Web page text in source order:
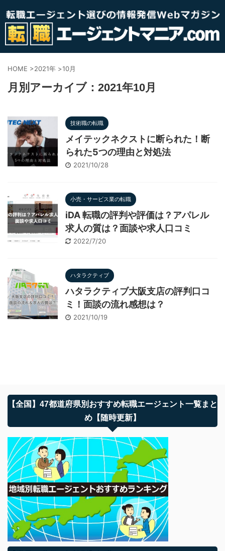
HOME >2021年 >10月
月別アーカイブ：2021年10月
技術職の転職
メイテックネクストに断られた！断
られた5つの理由と対処法
2021/10/28
小売・サービス業の転職
iDA 転職の評判や評価は？アパレル
求人の質は？面談や求人口コミ
2022/7/20
ハタラクティブ
ハタラクティブ大阪支店の評判口コ
ミ！面談の流れ感想は？
2021/10/19
【全国】47都道府県別おすすめ転職エージェント一覧まと
め【随時更新】